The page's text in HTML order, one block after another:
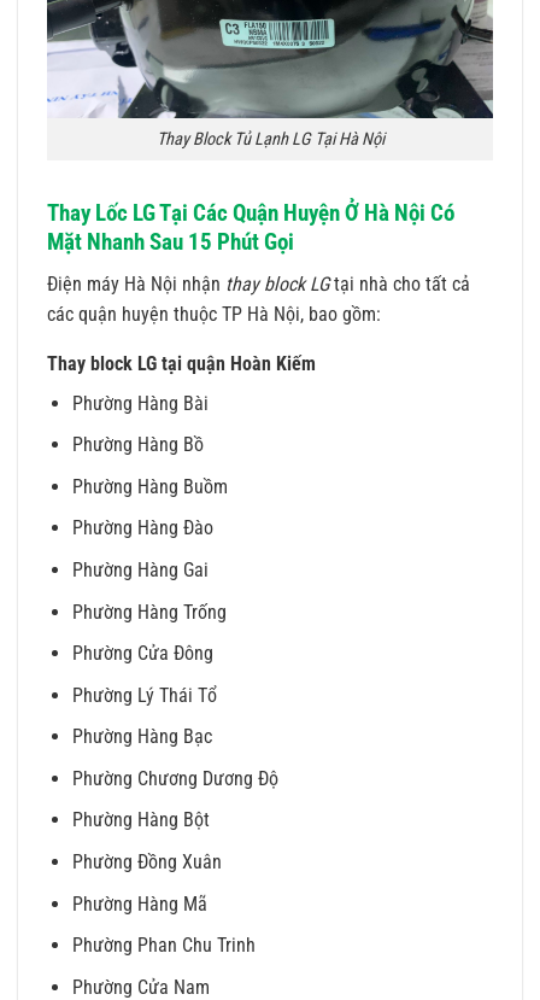
Thay Block Tủ Lạnh LG Tại Hà Nội
Thay Lốc LG Tại Các Quận Huyện Ở Hà Nội Có
Mặt Nhanh Sau 15 Phút Gọi
Điện máy Hà Nội nhận thay block LGtại nhà cho tất cả
các quận huyện thuộc TP Hà Nội, bao gồm:
Thay block LG tại quận Hoàn Kiếm
Phường Hàng Bài
Phường Hàng Bồ
Phường Hàng Buồm
Phường Hàng Đào
Phường Hàng Gai
Phường Hàng Trống
Phường Cửa Đông
Phường Lý Thái Tổ
Phường Hàng Bạc
Phường Chương Dương Độ
Phường Hàng Bột
Phường Đồng Xuân
Phường Hàng Mã
Phường Phan Chu Trinh
Phường Cửa Nam